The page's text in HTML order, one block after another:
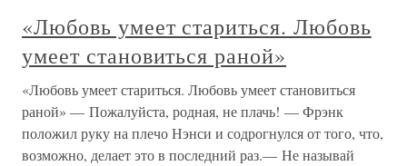
«Любовь умеет стариться. Любовь
умеет становиться раной»
«Любовь умеет стариться. Любовь умеет становиться
раной» — Пожалуйста, родная, не плачь! — Фрэнк
положил руку на плечо Нэнси и содрогнулся от того, что,
возможно, делает это в последний раз.— Не называй